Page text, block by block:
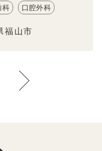
科 口腔外科
福山市